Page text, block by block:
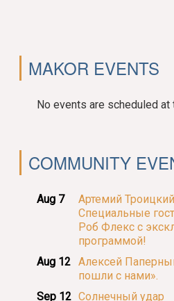
MAKOR EVENTS
No events are scheduled at
COMMUNITY
Aug 7
Артемий
Специальные
Роб Флекс с
программой!
Aug 12 Алексей
пошли с нами».
Sep 12 Солнечный удар